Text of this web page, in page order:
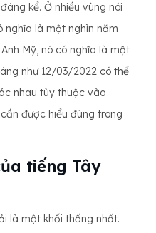
kể. Ở nhiều vùng nói
nghĩa là một nghìn năm
Mỹ, nó có nghĩa là một
như 12/03/2022 có thể
nhau tùy thuộc vào
được hiểu đúng trong
tiếng Tây
là một khối thống nhất.